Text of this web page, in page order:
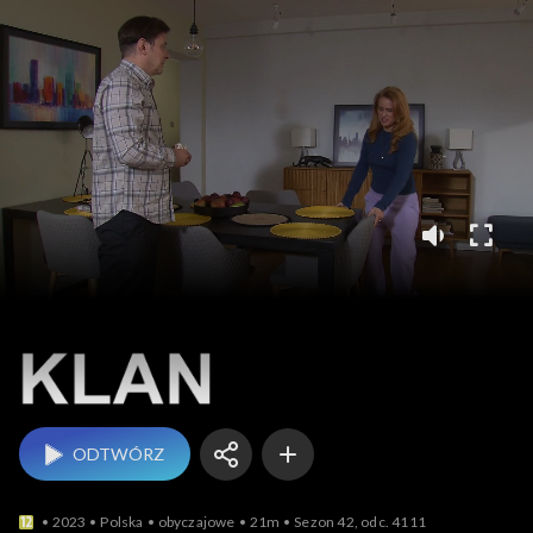
Klan
ODTWÓRZ
2023 Polska obyczajowe 21m Sezon 42, odc. 4111